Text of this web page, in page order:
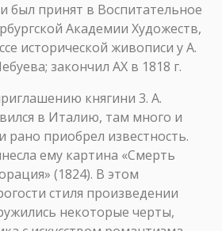
был принят в Воспитательное
Академии Художеств,
исторической живописи у А.
закончил АХ в 1818 г.
княгини 3. А.
в Италию, там много и
рано приобрел известность.
ему картина «Смерть
(1824). В этом
стиля произведении
некоторые черты,